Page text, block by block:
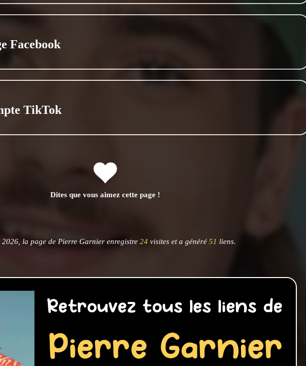
Facebook
TikTok
Dites que vous aimez cette page !
2026, la page de Pierre Garnier enregistre 24 visites et a généré 51 liens.